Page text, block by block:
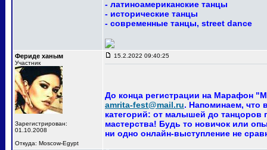
- латиноамериканские танцы
- исторические танцы
- современные танцы, street dance
Фериде ханым
Участник
Зарегистрирован:
01.10.2008
Откуда: Moscow-Egypt
15.2.2022 09:40:25
До конца регистрации на Марафон
amrita-fest@mail.ru. Напоминаем, что
категорий: от малышей до танцоров
мастерства! Будь то новичок или
ни одно онлайн-выступление не